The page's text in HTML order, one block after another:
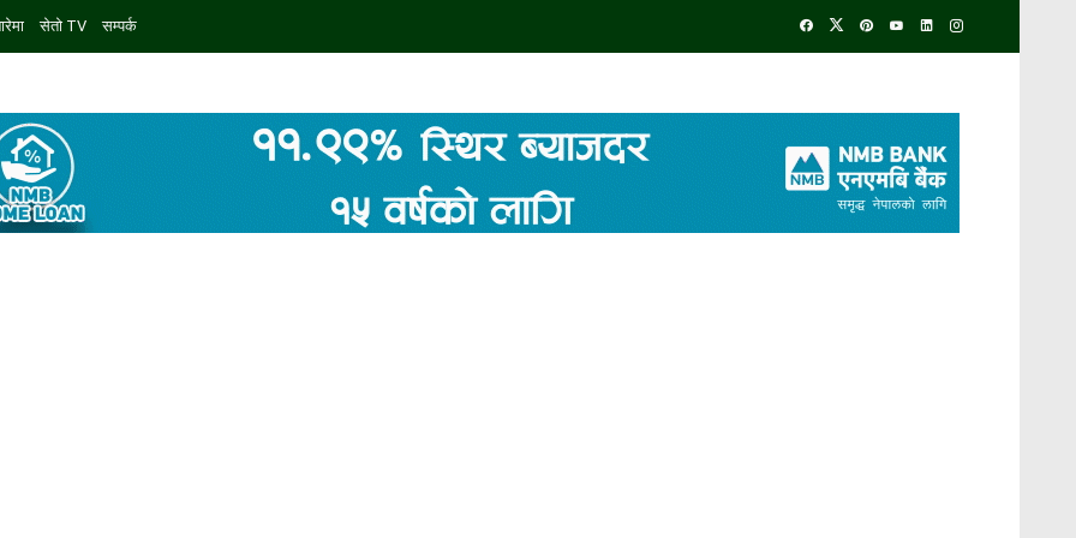
सेतो TV सम्पर्क